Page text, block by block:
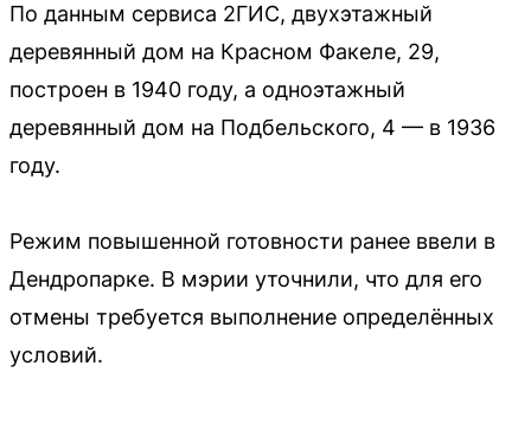
По данным сервиса 2ГИС, двухэтажный
деревянный дом на Красном Факеле, 29,
построен в 1940 году, а одноэтажный
деревянный дом на Подбельского, 4 — в 1936
году.
Режим повышенной готовности ранее ввели в
Дендропарке. В мэрии уточнили, что для его
отмены требуется выполнение определённых
условий.